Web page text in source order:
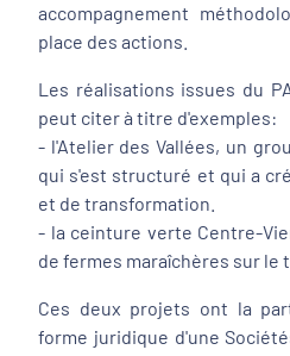
accompagnement
place des actions.
Les réalisations issues du
peut citer à titre d'exemples:
- l'Atelier des Vallées, un
qui s'est structuré et qui a
et de transformation.
- la ceinture verte Centre-
de fermes maraîchères sur le
Ces deux projets ont la
forme juridique d'une